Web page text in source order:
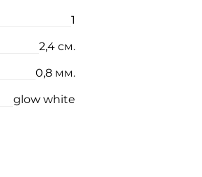
1
2,4 см.
0,8 мм.
glow white